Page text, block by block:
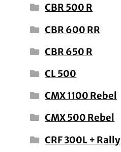
CBR 500 R
CBR 600 RR
CBR 650 R
CL 500
CMX 1100 Rebel
CMX 500 Rebel
CRF 300L + Rally